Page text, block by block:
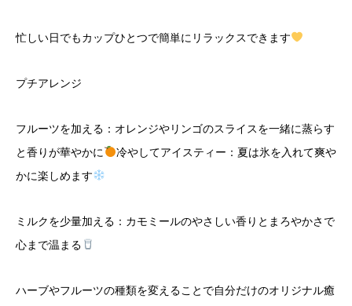
忙しい日でもカップひとつで簡単にリラックスできます
プチアレンジ
フルーツを加える：オレンジやリンゴのスライスを一緒に蒸らす
と香りが華やかに
冷やしてアイスティー：夏は氷を入れて爽や
かに楽しめます
ミルクを少量加える：カモミールのやさしい香りとまろやかさで
心まで温まる
ハーブやフルーツの種類を変えることで自分だけのオリジナル癒